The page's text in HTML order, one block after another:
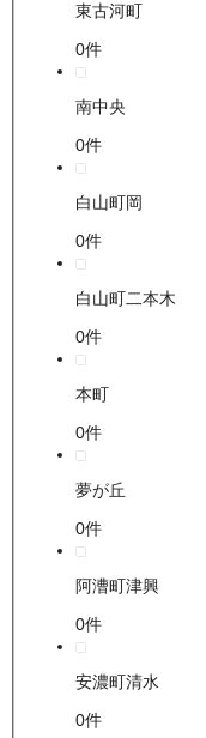
東古河町
0件
南中央
0件
白山町岡
0件
白山町二本木
0件
本町
0件
夢が丘
0件
阿漕町津興
0件
安濃町清水
0件